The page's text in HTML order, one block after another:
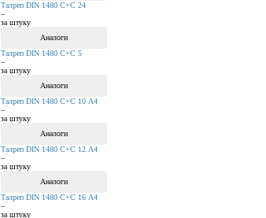
Талреп DIN 1480 С+С 24
–
за штуку
Аналоги
Талреп DIN 1480 С+С 5
–
за штуку
Аналоги
Талреп DIN 1480 С+С 10 А4
–
за штуку
Аналоги
Талреп DIN 1480 С+С 12 А4
–
за штуку
Аналоги
Талреп DIN 1480 С+С 16 А4
–
за штуку